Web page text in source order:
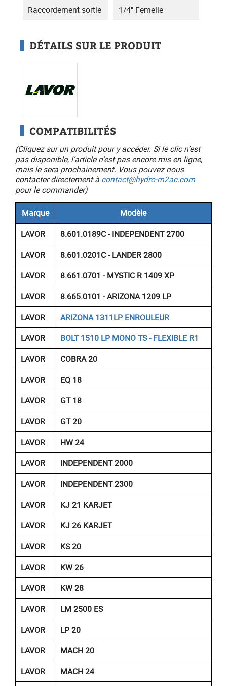
Raccordement sortie 1/4" Femelle
DÉTAILS SUR LE PRODUIT
COMPATIBILITÉS
(Cliquez sur un produit pour y accéder. Si le clic n’est
pas disponible, l’article n’est pas encore mis en ligne,
mais le sera prochainement. Vous pouvez nous
contacter directement à contact@hydro-m2ac.com
pour le commander)
Marque
Modèle
LAVOR
8.601.0189C - INDEPENDENT 2700
LAVOR
8.601.0201C - LANDER 2800
LAVOR
8.661.0701 - MYSTIC R 1409 XP
LAVOR
8.665.0101 - ARIZONA 1209 LP
LAVOR
ARIZONA 1311LP ENROULEUR
LAVOR
BOLT 1510 LP MONO TS - FLEXIBLE R1
LAVOR
COBRA 20
LAVOR
EQ 18
LAVOR
GT 18
LAVOR
GT 20
LAVOR
HW 24
LAVOR
INDEPENDENT 2000
LAVOR
INDEPENDENT 2300
LAVOR
KJ 21 KARJET
LAVOR
KJ 26 KARJET
LAVOR
KS 20
LAVOR
KW 26
LAVOR
KW 28
LAVOR
LM 2500 ES
LAVOR
LP 20
LAVOR
MACH 20
LAVOR
MACH 24